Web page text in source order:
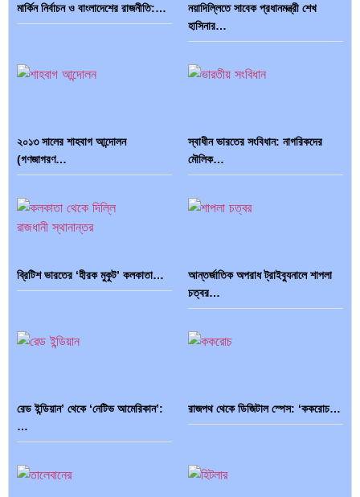
ভারত মহাসাগরের অশ্রু: শ্রীলঙ্কার ২৬…
ব্রাজিল ও আর্জেন্টিনার কালো অধ্যায়:… পূর্ব ইউরোপ বনাম তুরস্ক: শত…
পৃথিবীতে বর্তমানে মোট দেশের সংখ্যা…
এশিয়ান সেঞ্চুরির দ্বৈরথ: চীন-ভারতের
মার্কিন নির্বাচন ও বাংলাদেশের রাজনীতি:…
নয়াদিল্লিতে সাবেক প্রধানমন্ত্রী শেখ
হাসিনার…
২০১৩ সালের শাহবাগ আন্দোলন
(গণজাগরণ…
স্বাধীন ভারতের সংবিধান: নাগরিকদের
মৌলিক…
ব্রিটিশ ভারতের ‘হীরক মুকুট’ কলকাতা…
আন্তর্জাতিক অপরাধ ট্রাইব্যুনালে শাপলা
চত্বর…
রেড ইন্ডিয়ান’ থেকে ‘নেটিভ আমেরিকান’:
…
রাজপথ থেকে ডিজিটাল স্পেস: ‘ককরোচ…